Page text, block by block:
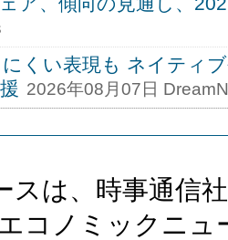
くい表現も ネイティ
2026年08月07日
スは、時事通信
コノミックニ